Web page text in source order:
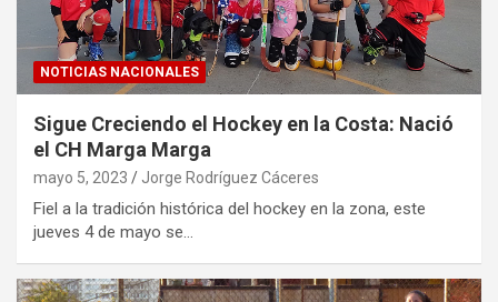
NOTICIAS NACIONALES
Sigue Creciendo el Hockey en la Costa: Nació
el CH Marga Marga
mayo 5, 2023 Jorge Rodríguez Cáceres
Fiel a la tradición histórica del hockey en la zona, este
jueves 4 de mayo se…